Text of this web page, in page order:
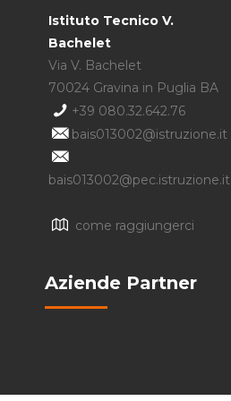
Istituto Tecnico V.
Bachelet
Via V. Bachelet
70024 Gravina in Puglia BA
+39 080.32.642.76
bais013002@istruzione.it
bais013002@pec.istruzione.it
come raggiungerci
Aziende Partner